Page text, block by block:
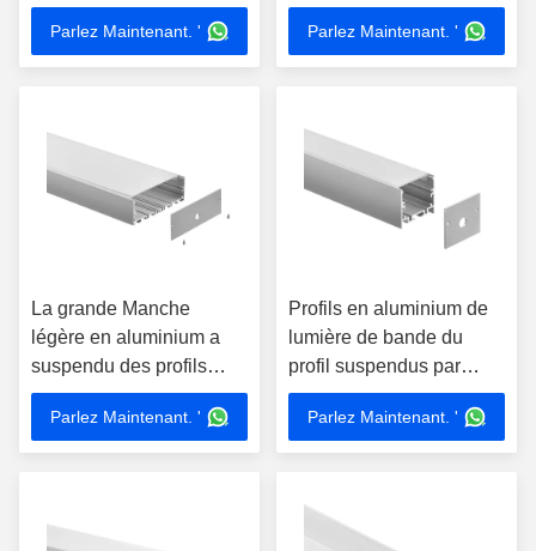
suspendu d'alliage
d'aluminium
Parlez Maintenant. '
le diffuseur 55*75mm de
la Manche de LED
Parlez Maintenant. '
La grande Manche
légère en aluminium a
suspendu des profils
décoratifs pour la bande
de LED
Parlez Maintenant. '
Profils en aluminium de
lumière de bande du
profil suspendus par
40*35mm LED de la
cuisine LED
Parlez Maintenant. '